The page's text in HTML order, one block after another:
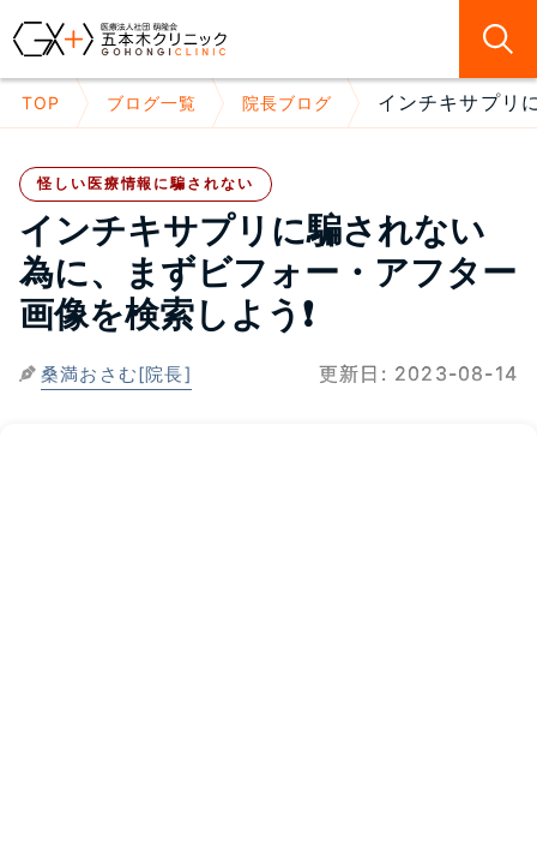
TOP ブログ一覧 院長ブログ インチキサプリ
怪しい医療情報に騙されない
インチキサプリに騙されない
為に、まずビフォー・アフター
画像を検索しよう❗
桑満おさむ[院長] 更新日: 2023-08-14